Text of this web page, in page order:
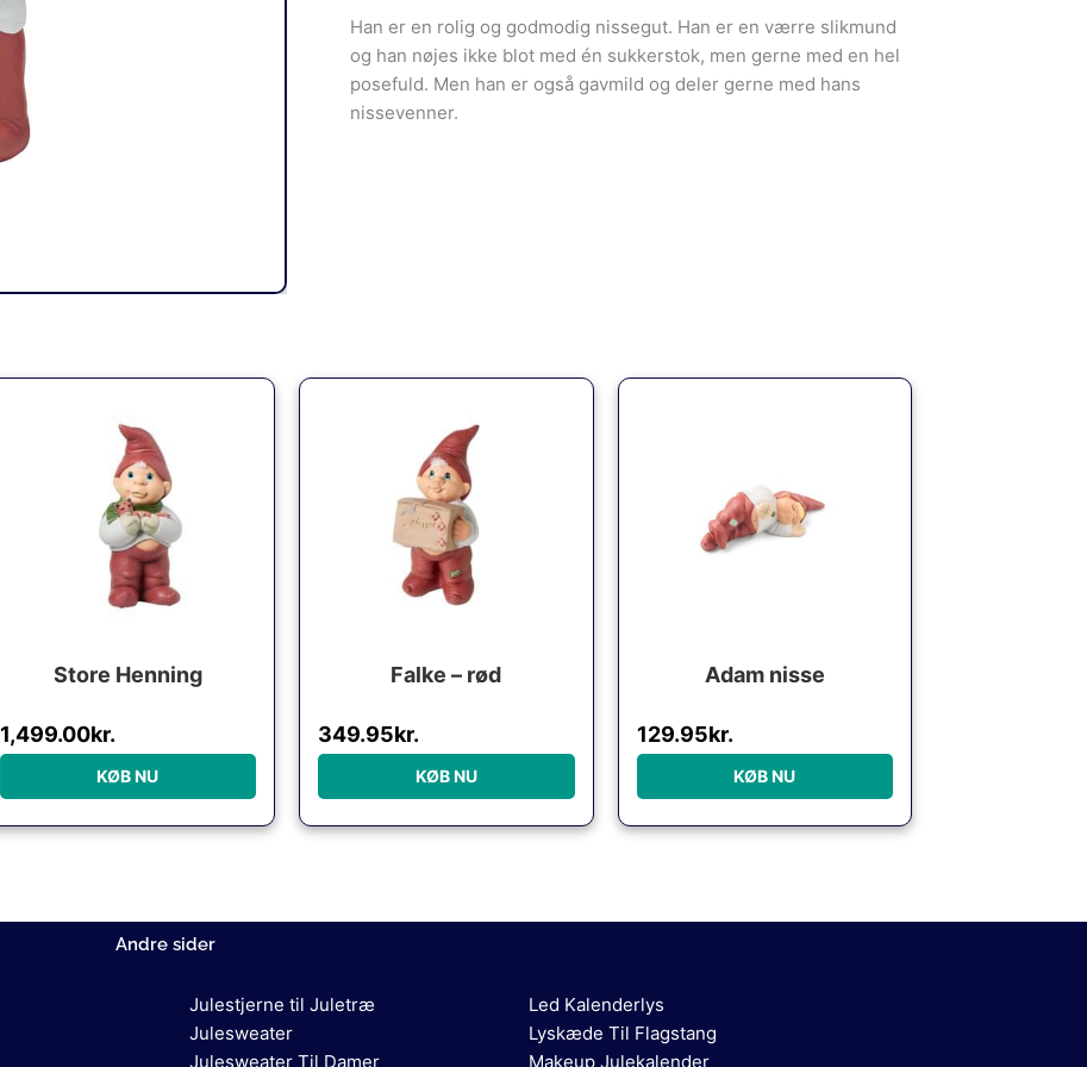
Han er en rolig og godmodig nissegut. Han er en værre slikmund
og han nøjes ikke blot med én sukkerstok, men gerne med en hel
posefuld. Men han er også gavmild og deler gerne med hans
nissevenner.
Store Henning
1,499.00kr.
KØB NU
Falke – rød
349.95kr.
KØB NU
Adam nisse
129.95kr.
KØB NU
Andre sider
Julestjerne til Juletræ
Julesweater
Julesweater Til Damer
Led Kalenderlys
Lyskæde Til Flagstang
Makeup Julekalender